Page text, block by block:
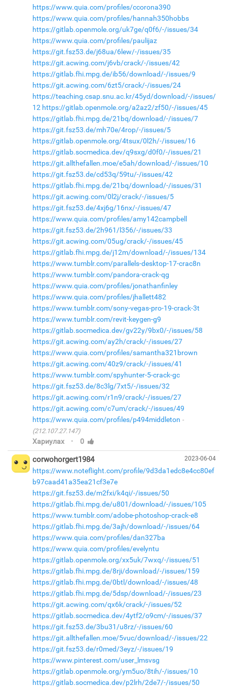
https://www.quia.com/profiles/ccorona390
https://www.quia.com/profiles/hannah350hobbs
https://gitlab.openmole.org/uk7ge/q0f6/-/issues/34
https://www.quia.com/profiles/paulijaz
https://git.fsz53.de/j68ua/6lew/-/issues/35
https://git.acwing.com/j6vb/crack/-/issues/42
https://gitlab.fhi.mpg.de/ib56/download/-/issues/9
https://git.acwing.com/6zt5/crack/-/issues/24
https://teaching.csap.snu.ac.kr/45yd/download/-/issues/
12 https://gitlab.openmole.org/a2az2/zf50/-/issues/45
https://gitlab.fhi.mpg.de/21bq/download/-/issues/7
https://git.fsz53.de/mh70e/4rop/-/issues/5
https://gitlab.openmole.org/4tsux/0l2h/-/issues/16
https://gitlab.socmedica.dev/q9sxg/d0f0/-/issues/21
https://git.allthefallen.moe/e5ah/download/-/issues/10
https://git.fsz53.de/cd53q/59tu/-/issues/42
https://gitlab.fhi.mpg.de/21bq/download/-/issues/31
https://git.acwing.com/0l2j/crack/-/issues/5
https://git.fsz53.de/4xj6g/16nx/-/issues/47
https://www.quia.com/profiles/amy142campbell
https://git.fsz53.de/2h961/l356/-/issues/33
https://git.acwing.com/05ug/crack/-/issues/45
https://gitlab.fhi.mpg.de/j12m/download/-/issues/134
https://www.tumblr.com/parallels-desktop-17-crac8n
https://www.tumblr.com/pandora-crack-qg
https://www.quia.com/profiles/jonathanfinley
https://www.quia.com/profiles/jhallett482
https://www.tumblr.com/sony-vegas-pro-19-crack-3t
https://www.tumblr.com/revit-keygen-g9
https://gitlab.socmedica.dev/gv22y/9bx0/-/issues/58
https://git.acwing.com/ay2h/crack/-/issues/27
https://www.quia.com/profiles/samantha321brown
https://git.acwing.com/40z9/crack/-/issues/41
https://www.tumblr.com/spyhunter-5-crack-gc
https://git.fsz53.de/8c3lg/7xt5/-/issues/32
https://git.acwing.com/r1n9/crack/-/issues/27
https://git.acwing.com/c7um/crack/-/issues/49
https://www.quia.com/profiles/p494middleton
(212.107.27.147)
Хариулах · 0
2023-06-04
corwohorgert1984
https://www.noteflight.com/profile/9d3da1edc8e4cc80ef
b97caad41a35ea21cf3e7e
https://git.fsz53.de/m2fxi/k4qi/-/issues/50
https://gitlab.fhi.mpg.de/u801/download/-/issues/105
https://www.tumblr.com/adobe-photoshop-crack-e8
https://gitlab.fhi.mpg.de/3ajh/download/-/issues/64
https://www.quia.com/profiles/dan327ba
https://www.quia.com/profiles/evelyntu
https://gitlab.openmole.org/xx5uk/7wxq/-/issues/51
https://gitlab.fhi.mpg.de/8rji/download/-/issues/159
https://gitlab.fhi.mpg.de/0btl/download/-/issues/48
https://gitlab.fhi.mpg.de/5dsp/download/-/issues/23
https://git.acwing.com/qx6k/crack/-/issues/52
https://gitlab.socmedica.dev/4ytf2/o9cm/-/issues/37
https://git.fsz53.de/3bu31/u8rz/-/issues/60
https://git.allthefallen.moe/5vuc/download/-/issues/22
https://git.fsz53.de/r0med/3eyz/-/issues/19
https://www.pinterest.com/user_lmsvsg
https://gitlab.openmole.org/ym5uo/8tih/-/issues/10
https://gitlab.socmedica.dev/p2lrh/2de7/-/issues/50